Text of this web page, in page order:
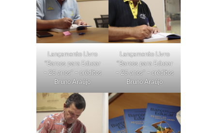
Lançamento Livro
“Barcos para Educar
– 25 anos” – créditos
Bruno Araújo
Lançamento Livro
“Barcos para Educar
– 25 anos” – créditos
Bruno Araújo